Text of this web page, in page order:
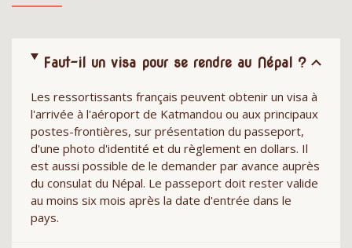
Faut-il un visa pour se rendre au Népal ?
Les ressortissants français peuvent obtenir un visa à
l'arrivée à l'aéroport de Katmandou ou aux principaux
postes-frontières, sur présentation du passeport,
d'une photo d'identité et du règlement en dollars. Il
est aussi possible de le demander par avance auprès
du consulat du Népal. Le passeport doit rester valide
au moins six mois après la date d'entrée dans le
pays.